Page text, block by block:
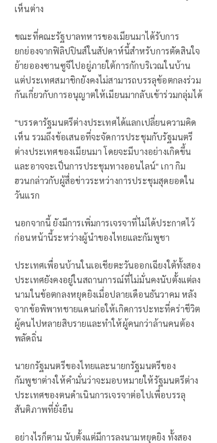
เห็นต่าง
ขณะที่คณะรัฐบาลทหารของเมียนมาได้รับการ
ยกย่องจากฟิลิปปินส์ในสัปดาห์นี้สำหรับการตัดสินใจ
ย้ายอองซานซูจีไปอยู่ภายใต้การกักบริเวณในบ้าน
แต่ประเทศสมาชิกยังคงไม่สามารถบรรลุข้อตกลงร่วม
กันเกี่ยวกับการอนุญาตให้เมียนมากลับเข้าร่วมกลุ่มได้
"บรรดารัฐมนตรีต่างประเทศได้แลกเปลี่ยนความคิด
เห็น รวมถึงข้อเสนอที่จะจัดการประชุมกับรัฐมนตรี
ต่างประเทศของเมียนมา โดยจะมีบางอย่างเกิดขึ้น
และอาจจะเป็นการประชุมทางออนไลน์" เกา กิม
ฮวนกล่าวกับผู้สื่อข่าวระหว่างการประชุมสุดยอดใน
วันแรก
นอกจากนี้ ยังมีการเพิ่มการเจรจาที่ไม่ได้ประกาศไว้
ก่อนหน้านี้ระหว่างผู้นำของไทยและกัมพูชา
ประเทศเพื่อนบ้านในเอเชียตะวันออกเฉียงใต้ทั้งสอง
ประเทศยังคงอยู่ในสถานการณ์ที่ไม่มั่นคงนับตั้งแต่ลง
นามในข้อตกลงหยุดยิงเมื่อปลายเดือนธันวาคม หลัง
จากข้อพิพาทชายแดนก่อให้เกิดการปะทะที่คร่าชีวิต
ผู้คนไปหลายสิบรายและทำให้ผู้คนกว่าล้านคนต้อง
พลัดถิ่น
นายกรัฐมนตรีของไทยและนายกรัฐมนตรีของ
กัมพูชาต่างให้คำมั่นว่าจะมอบหมายให้รัฐมนตรีต่าง
ประเทศของตนดำเนินการเจรจาต่อไปเพื่อบรรลุ
สันติภาพที่ยั่งยืน
อย่างไรก็ตาม นับตั้งแต่มีการลงนามหยุดยิง ทั้งสอง